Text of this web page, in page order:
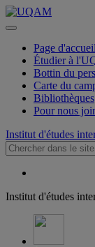
Page
Étudier à
Bottin du
Carte du
Bibliothèques
Pour nous
Institut d'études
Institut d'études